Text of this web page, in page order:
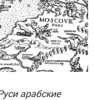
арабские